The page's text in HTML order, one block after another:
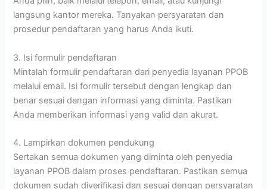
langsung kantor mereka. Tanyakan persyaratan dan
prosedur pendaftaran yang harus Anda ikuti.
3. Isi formulir pendaftaran
Mintalah formulir pendaftaran dari penyedia layanan PPOB
melalui email. Isi formulir tersebut dengan lengkap dan
benar sesuai dengan informasi yang diminta. Pastikan
Anda memberikan informasi yang valid dan akurat.
4. Lampirkan dokumen pendukung
Sertakan semua dokumen yang diminta oleh penyedia
layanan PPOB dalam proses pendaftaran. Pastikan semua
dokumen sudah diverifikasi dan sesuai dengan persyaratan